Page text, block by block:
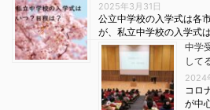
2025年3月31日
公立中学校の入学式は各
が、私立中学校の入学式
中学
して
2024
コロ
が中